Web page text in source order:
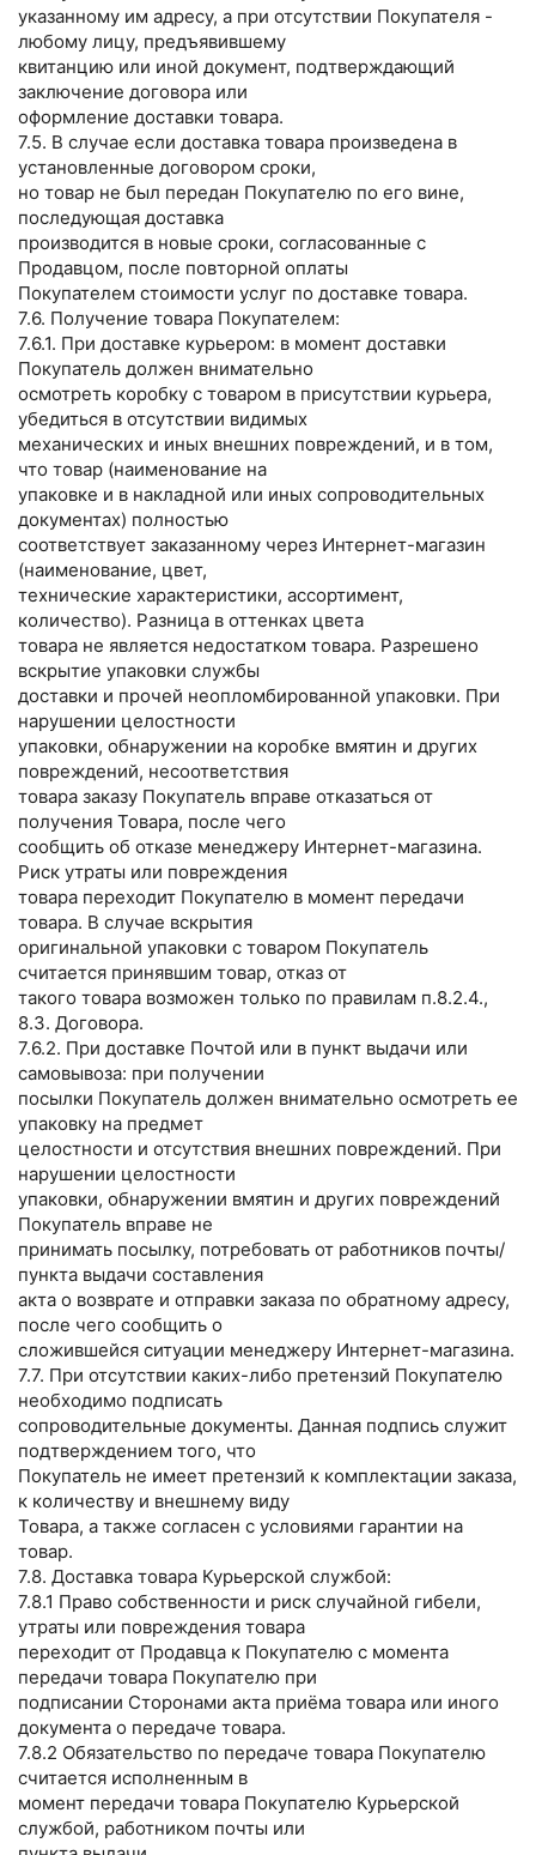
указанному им адресу, а при отсутствии Покупателя -
любому лицу, предъявившему
квитанцию или иной документ, подтверждающий
заключение договора или
оформление доставки товара.
7.5. В случае если доставка товара произведена в
установленные договором сроки,
но товар не был передан Покупателю по его вине,
последующая доставка
производится в новые сроки, согласованные с
Продавцом, после повторной оплаты
Покупателем стоимости услуг по доставке товара.
7.6. Получение товара Покупателем:
7.6.1. При доставке курьером: в момент доставки
Покупатель должен внимательно
осмотреть коробку с товаром в присутствии курьера,
убедиться в отсутствии видимых
механических и иных внешних повреждений, и в том,
что товар (наименование на
упаковке и в накладной или иных сопроводительных
документах) полностью
соответствует заказанному через Интернет-магазин
(наименование, цвет,
технические характеристики, ассортимент,
количество). Разница в оттенках цвета
товара не является недостатком товара. Разрешено
вскрытие упаковки службы
доставки и прочей неопломбированной упаковки. При
нарушении целостности
упаковки, обнаружении на коробке вмятин и других
повреждений, несоответствия
товара заказу Покупатель вправе отказаться от
получения Товара, после чего
сообщить об отказе менеджеру Интернет-магазина.
Риск утраты или повреждения
товара переходит Покупателю в момент передачи
товара. В случае вскрытия
оригинальной упаковки с товаром Покупатель
считается принявшим товар, отказ от
такого товара возможен только по правилам п.8.2.4.,
8.3. Договора.
7.6.2. При доставке Почтой или в пункт выдачи или
самовывоза: при получении
посылки Покупатель должен внимательно осмотреть ее
упаковку на предмет
целостности и отсутствия внешних повреждений. При
нарушении целостности
упаковки, обнаружении вмятин и других повреждений
Покупатель вправе не
принимать посылку, потребовать от работников почты/
пункта выдачи составления
акта о возврате и отправки заказа по обратному адресу,
после чего сообщить о
сложившейся ситуации менеджеру Интернет-магазина.
7.7. При отсутствии каких-либо претензий Покупателю
необходимо подписать
сопроводительные документы. Данная подпись служит
подтверждением того, что
Покупатель не имеет претензий к комплектации заказа,
к количеству и внешнему виду
Товара, а также согласен с условиями гарантии на
товар.
7.8. Доставка товара Курьерской службой:
7.8.1 Право собственности и риск случайной гибели,
утраты или повреждения товара
переходит от Продавца к Покупателю с момента
передачи товара Покупателю при
подписании Сторонами акта приёма товара или иного
документа о передаче товара.
7.8.2 Обязательство по передаче товара Покупателю
считается исполненным в
момент передачи товара Покупателю Курьерской
службой, работником почты или